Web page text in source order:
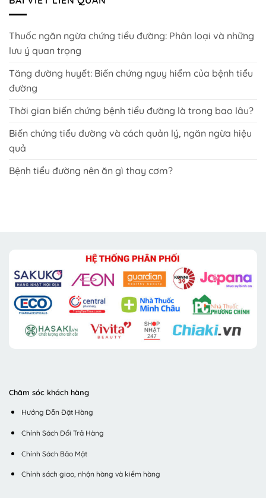
Thuốc ngăn ngừa chứng tiểu đường: Phân loại và những
lưu ý quan trọng
Tăng đường huyết: Biến chứng nguy hiểm của bệnh tiểu
đường
Thời gian biến chứng bệnh tiểu đường là trong bao lâu?
Biến chứng tiểu đường và cách quản lý, ngăn ngừa hiệu
quả
Bệnh tiểu đường nên ăn gì thay cơm?
Chăm sóc khách hàng
Hướng Dẫn Đặt Hàng
Chính Sách Đổi Trả Hàng
Chính Sách Bảo Mật
Chính sách giao, nhận hàng và kiểm hàng